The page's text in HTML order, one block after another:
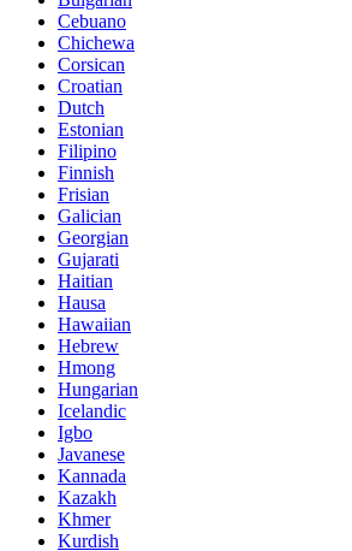
Cebuano
Chichewa
Corsican
Croatian
Dutch
Estonian
Filipino
Finnish
Frisian
Galician
Georgian
Gujarati
Haitian
Hausa
Hawaiian
Hebrew
Hmong
Hungarian
Icelandic
Igbo
Javanese
Kannada
Kazakh
Khmer
Kurdish